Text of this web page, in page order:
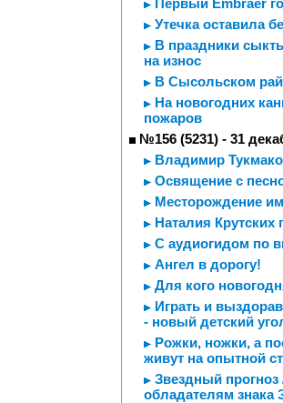
Первый Embraer
Утечка оставила
В праздники
на износ
В Сысольском
На новогодних
пожаров
№156 (5231) - 31
Владимир
Освящение с
Месторождение
Наталия
С аудиогидом по
Ангел в дорогу!
Для кого
Играть и
- новый детский
Рожки, ножки, а
живут на опытной
Звездный
обладателям знака